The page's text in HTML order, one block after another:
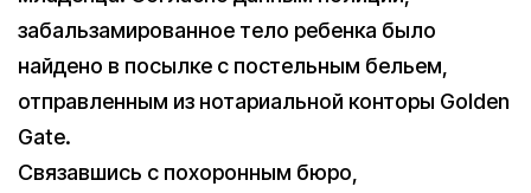
забальзамированное тело ребенка было
найдено в посылке с постельным бельем,
отправленным из нотариальной конторы Golden
Gate.
Связавшись с похоронным бюро,